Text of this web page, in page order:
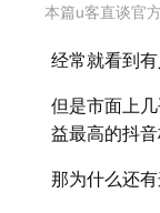
本篇u客直谈官
经常就看到
但是市面上
益最高的抖音
那为什么还